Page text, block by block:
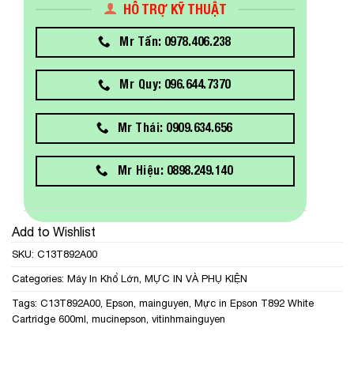
HỖ TRỢ KỸ THUẬT
Mr Tấn: 0978.406.238
Mr Quy: 096.644.7370
Mr Thái: 0909.634.656
Mr Hiệu: 0898.249.140
Add to Wishlist
SKU: C13T892A00
Categories: Máy In Khổ Lớn, MỰC IN VÀ PHỤ KIỆN
Tags: C13T892A00, Epson, mainguyen, Mực in Epson T892 White
Cartridge 600ml, mucinepson, vitinhmainguyen